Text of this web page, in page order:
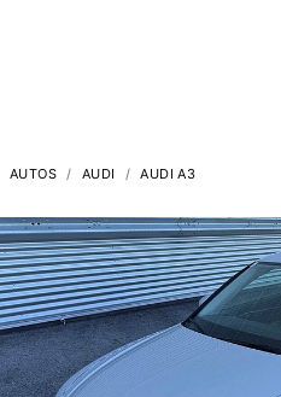
AUTOS AUDI AUDI A3